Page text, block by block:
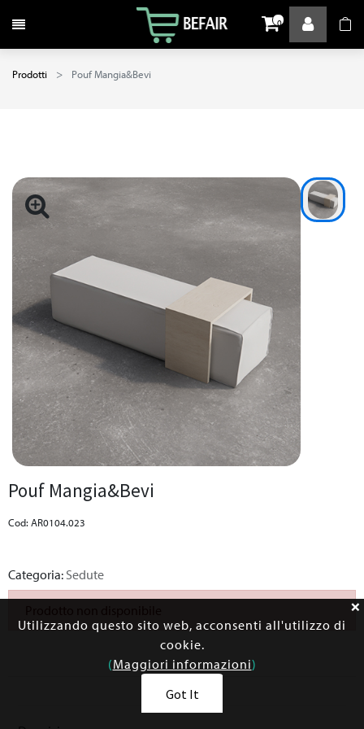
Attiva / disattiva la navigazione 0
Prodotti Pouf Mangia&Bevi
Pouf Mangia&Bevi
Cod: AR0104.023
Categoria: Sedute
Utilizzando questo sito web, acconsenti all'utilizzo di
cookie.
(Maggiori informazioni)
Got It